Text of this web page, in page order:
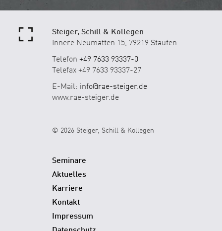
Steiger, Schill & Kollegen
Innere Neumatten 15, 79219 Staufen
Telefon +49 7633 93337-0
Telefax +49 7633 93337-27
E-Mail: info@rae-steiger.de
www.rae-steiger.de
© 2026 Steiger, Schill & Kollegen
Seminare
Aktuelles
Karriere
Kontakt
Impressum